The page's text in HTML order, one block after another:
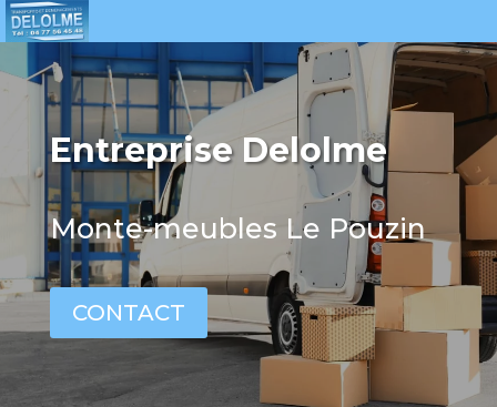
Entreprise Delolme
Monte-meubles Le Pouzin
CONTACT